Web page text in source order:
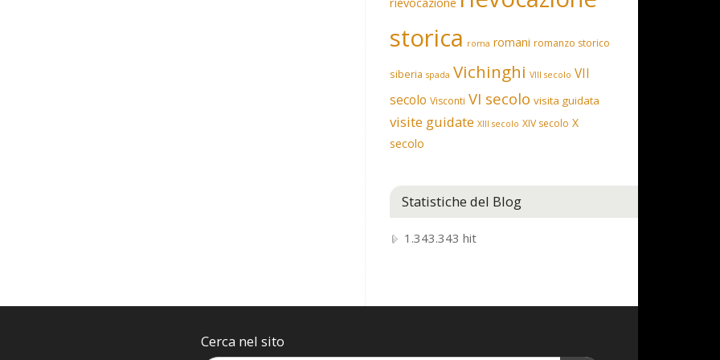
storica roma romani romanzo storico
siberia spada Vichinghi VIII secolo VII
secolo Visconti VI secolo visita guidata
visite guidate XIII secolo XIV secolo X
secolo
Statistiche del Blog
1.343.343 hit
Cerca nel sito